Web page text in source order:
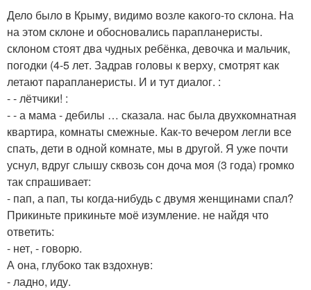
Дело было в Крыму, видимо возле какого-то склона. На
на этом склоне и обосновались парапланеристы.
склоном стоят два чудных ребёнка, девочка и мальчик,
погодки (4-5 лет. Задрав головы к верху, смотрят как
летают парапланеристы. И и тут диалог. :
- - лётчики! :
- - а мама - дебилы … сказала. нас была двухкомнатная
квартира, комнаты смежные. Как-то вечером легли все
спать, дети в одной комнате, мы в другой. Я уже почти
уснул, вдруг слышу сквозь сон доча моя (3 года) громко
так спрашивает:
- пап, а пап, ты когда-нибудь с двумя женщинами спал?
Прикиньте прикиньте моё изумление. не найдя что
ответить:
- нет, - говорю.
А она, глубоко так вздохнув:
- ладно, иду.